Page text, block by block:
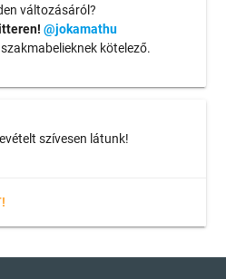
változásáról?
@jokamathu
kötelező.
szívesen látunk!